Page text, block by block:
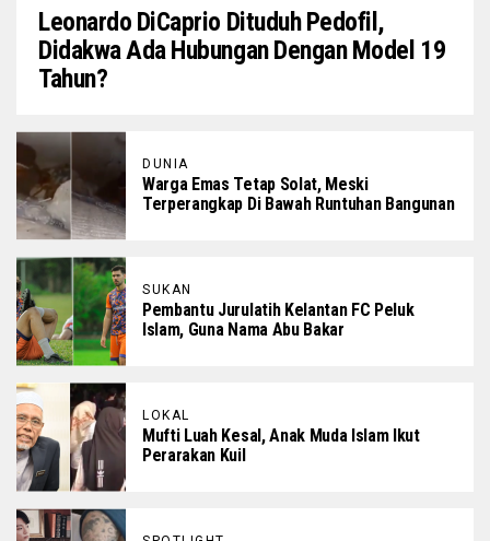
Leonardo DiCaprio Dituduh Pedofil,
Didakwa Ada Hubungan Dengan Model 19
Tahun?
DUNIA
Warga Emas Tetap Solat, Meski
Terperangkap Di Bawah Runtuhan Bangunan
SUKAN
Pembantu Jurulatih Kelantan FC Peluk
Islam, Guna Nama Abu Bakar
LOKAL
Mufti Luah Kesal, Anak Muda Islam Ikut
Perarakan Kuil